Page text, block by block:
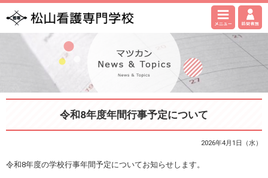
令和8年度年間行事予定について
2026年4月1日（水）
令和8年度の学校行事年間予定についてお知らせします。